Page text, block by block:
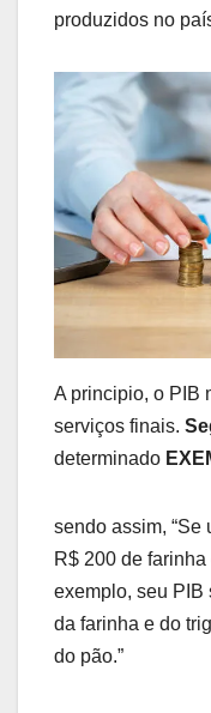
produzidos no
A principio, o PIB
serviços finais.
determinado
sendo assim, “Se
R$ 200 de
exemplo, seu PIB
da farinha e do
do pão.”